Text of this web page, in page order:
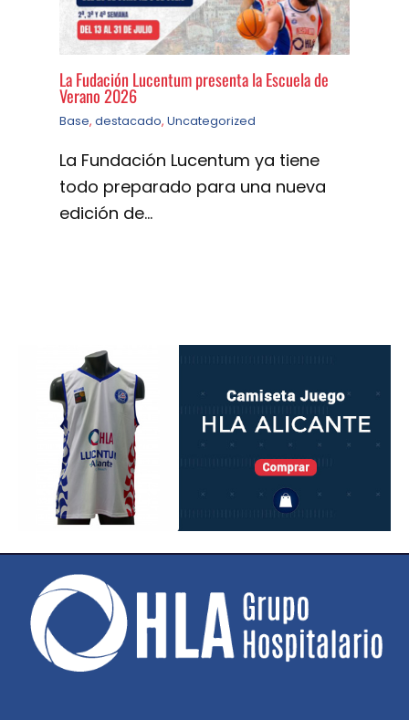
La Fudación Lucentum presenta la Escuela de
Verano 2026
Base, destacado, Uncategorized
La Fundación Lucentum ya tiene
todo preparado para una nueva
edición de…